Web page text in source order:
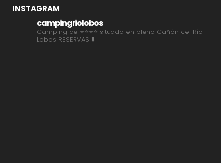
INSTAGRAM
campingriolobos
Camping de ⭐⭐⭐⭐ situado en pleno Cañón del Río
Lobos RESERVAS ⬇️